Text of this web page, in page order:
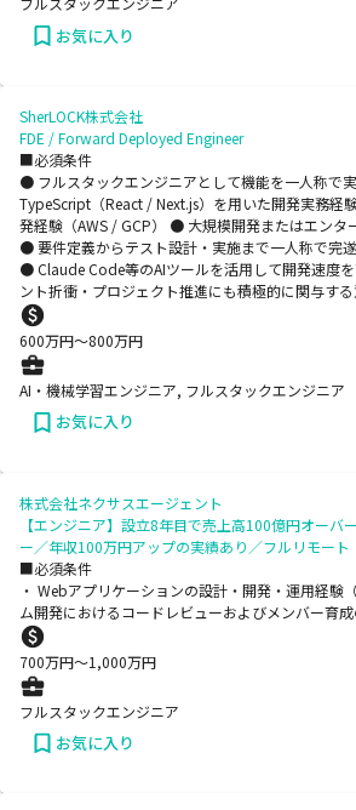
お気に入り
SherLOCK株式会社
FDE / Forward Deployed Engineer
■必須条件
● フルスタックエンジニアとして機能を一人称で
TypeScript（React / Next.js）を用いた開発実務経
発経験（AWS / GCP） ● 大規模開発またはエンタ
● 要件定義からテスト設計・実施まで一人称で完
● Claude Code等のAIツールを活用して開発速度
ント折衝・プロジェクト推進にも積極的に関与す
600万円〜800万円
AI・機械学習エンジニア, フルスタックエンジニア
お気に入り
株式会社ネクサスエージェント
【エンジニア】設立8年目で売上高100億円オー
ー／年収100万円アップの実績あり／フルリモート
■必須条件
‧ Webアプリケーションの設計‧開発‧運⽤経験
ム開発におけるコードレビューおよびメンバー育
700万円〜1,000万円
フルスタックエンジニア
お気に入り